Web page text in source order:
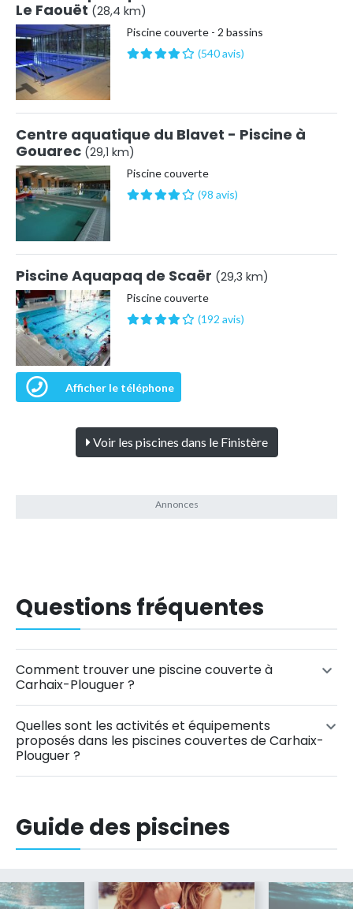
Le Faouët (28,4 km)
Piscine couverte - 2 bassins
(540 avis)
Centre aquatique du Blavet - Piscine à
Gouarec (29,1 km)
Piscine couverte
(98 avis)
Piscine Aquapaq de Scaër (29,3 km)
Piscine couverte
(192 avis)
Afficher le téléphone
Voir les piscines dans le Finistère
Questions fréquentes
Comment trouver une piscine couverte à
Carhaix-Plouguer ?
Quelles sont les activités et équipements
proposés dans les piscines couvertes de Carhaix-
Plouguer ?
Guide des piscines